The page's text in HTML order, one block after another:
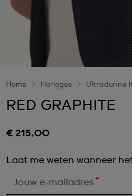
Home Horloges Ultradunne
RED GRAPHITE
€ 215,00
Laat me weten wanneer
Jouw e-mailadres *